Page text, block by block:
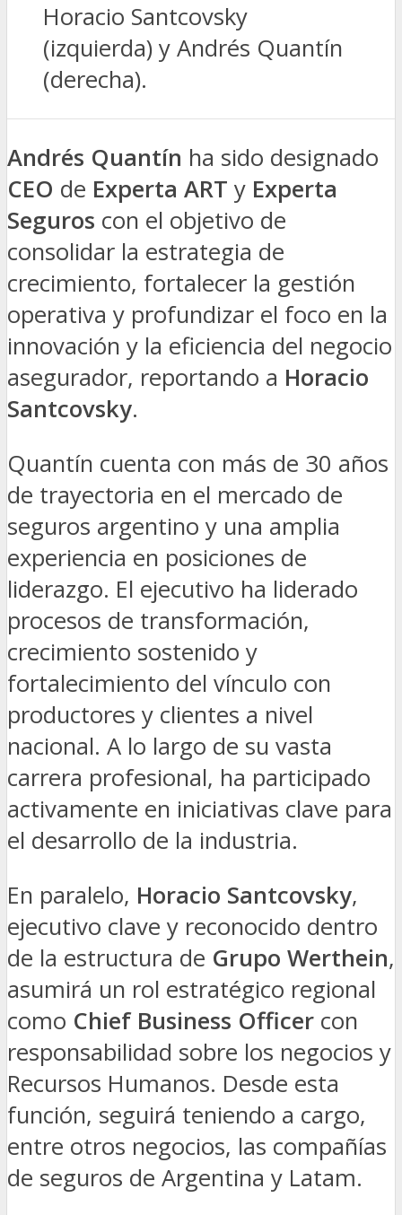
Horacio Santcovsky
(izquierda) y Andrés Quantín
(derecha).
Andrés Quantín ha sido designado
CEO de Experta ART y Experta
Seguros con el objetivo de
consolidar la estrategia de
crecimiento, fortalecer la gestión
operativa y profundizar el foco en la
innovación y la eficiencia del negocio
asegurador, reportando a Horacio
Santcovsky.
Quantín cuenta con más de 30 años
de trayectoria en el mercado de
seguros argentino y una amplia
experiencia en posiciones de
liderazgo. El ejecutivo ha liderado
procesos de transformación,
crecimiento sostenido y
fortalecimiento del vínculo con
productores y clientes a nivel
nacional. A lo largo de su vasta
carrera profesional, ha participado
activamente en iniciativas clave para
el desarrollo de la industria.
En paralelo, Horacio Santcovsky,
ejecutivo clave y reconocido dentro
de la estructura de Grupo Werthein,
asumirá un rol estratégico regional
como Chief Business Officer con
responsabilidad sobre los negocios y
Recursos Humanos. Desde esta
función, seguirá teniendo a cargo,
entre otros negocios, las compañías
de seguros de Argentina y Latam.